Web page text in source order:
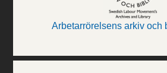
Arbetarrörelsens arkiv och